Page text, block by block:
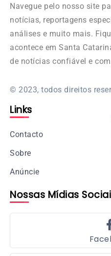
Navegue pelo nosso site
notícias, reportagens
análises e muito mais.
acontece em Santa
de notícias confiável e
© 2023, todos direitos
Links
Contacto
Sobre
Anúncie
Nossas Mídias